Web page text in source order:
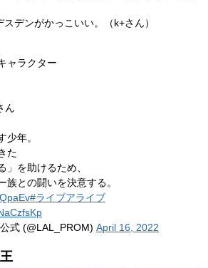
デンがかっこいい。（k+さん）
ャラクター
ん
少年。
た
」を助けるため、
族との闘いを決意する。
#ライブアライブ
式 (@LAL_PROM) April 16, 2022